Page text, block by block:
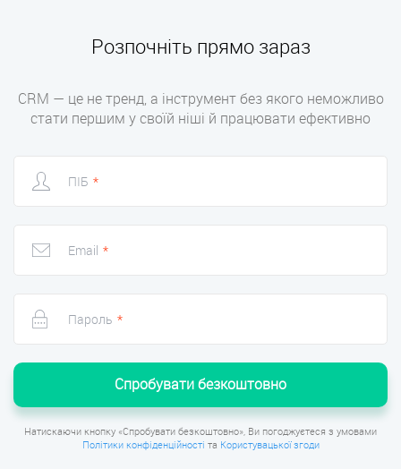
Розпочніть прямо зараз
CRM — це не тренд, а інструмент без якого неможливо
стати першим у своїй ніші й працювати ефективно
ПІБ *
Email *
Пароль *
Спробувати безкоштовно
Натискаючи кнопку «Спробувати безкоштовно», Ви погоджуєтеся з умовами
Політики конфіденційності та Користувацької згоди